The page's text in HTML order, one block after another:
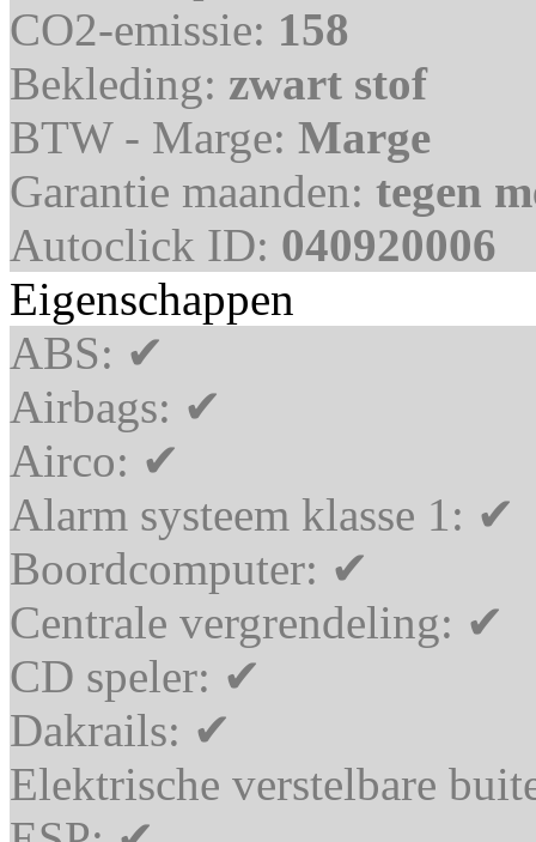
CO2-emissie: 158
Bekleding: zwart stof
BTW - Marge: Marge
Garantie maanden: tegen
Autoclick ID: 040920006
Eigenschappen
ABS: ✔
Airbags: ✔
Airco: ✔
Alarm systeem klasse 1: ✔
Boordcomputer: ✔
Centrale vergrendeling: ✔
CD speler: ✔
Dakrails: ✔
Elektrische verstelbare